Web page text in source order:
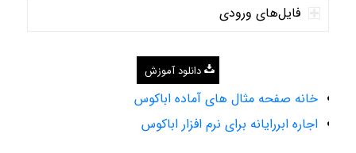
فایل‌های ورودی
دانلود آموزش
خانه صفحه مثال های آماده اباکوس
اجاره ابررایانه برای نرم افزار اباکوس